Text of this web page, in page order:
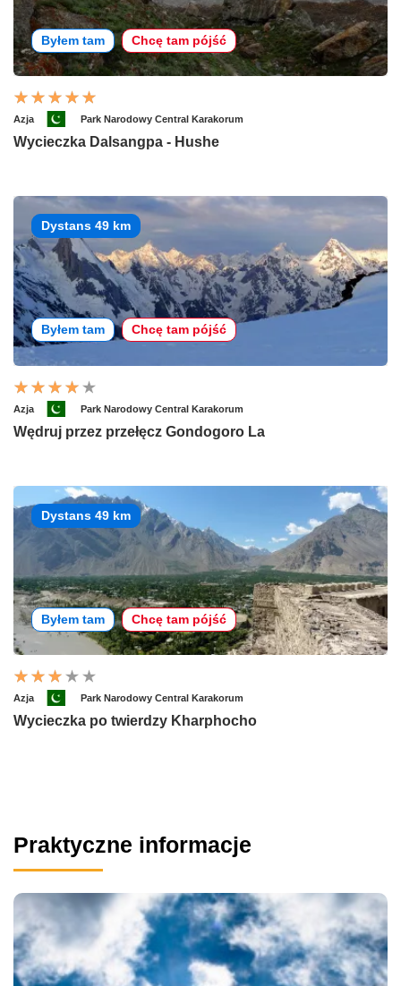
Byłem tam Chcę tam pójść
Azja Park Narodowy Central Karakorum
Wycieczka Dalsangpa - Hushe
Dystans 49 km
Byłem tam Chcę tam pójść
Azja Park Narodowy Central Karakorum
Wędruj przez przełęcz Gondogoro La
Dystans 49 km
Byłem tam Chcę tam pójść
Azja Park Narodowy Central Karakorum
Wycieczka po twierdzy Kharphocho
Praktyczne informacje